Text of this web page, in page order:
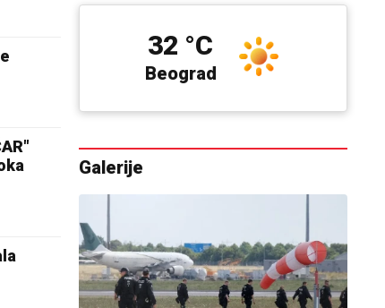
Beograd
32 °C
Galerije